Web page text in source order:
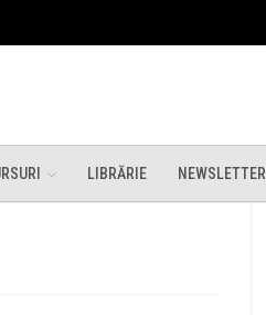
LIBRĂRIE NEWSLETTER